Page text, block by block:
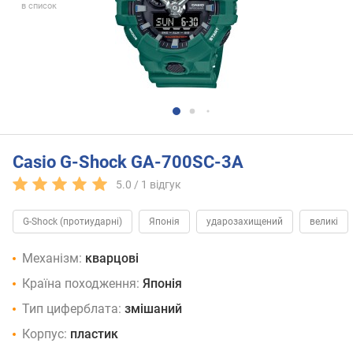
в список
Casio G-Shock GA-700SC-3A
5.0 / 1 відгук
G-Shock (протиударні) Японія ударозахищений великі
Механізм: кварцові
Країна походження: Японія
Тип циферблата: змішаний
Корпус: пластик